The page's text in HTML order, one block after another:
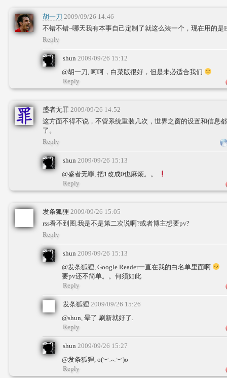
胡一刀 2009/09/26 14:46
不错不错~哪天我有本事自己定制了就这么装一个，现在用的是
Reply
shun 2009/09/26 15:12
@胡一刀, 呵呵，白菜版很好，但是未必适合我们
Reply
盛者无罪 2009/09/26 14:52
这方面不得不说，不管系统重装几次，世界之窗的设置和信息
了。
Reply
shun 2009/09/26 15:13
@盛者无罪, 把1改成0也麻烦。。
Reply
发条狐狸 2009/09/26 15:05
rss看不到图.我是不是第二次说啊?或者博主想要pv?
Reply
shun 2009/09/26 15:13
@发条狐狸, Google Reader一直在我的白名单里面啊
要pv还不简单。。何须如此
Reply
发条狐狸 2009/09/26 15:26
@shun, 晕了.刷新就好了.
Reply
shun 2009/09/26 15:27
@发条狐狸, o(︶︿︶)o
Reply